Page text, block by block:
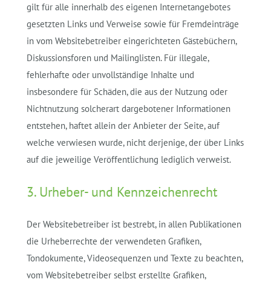
gilt für alle innerhalb des eigenen Internetangebotes
gesetzten Links und Verweise sowie für Fremdeinträge
in vom Websitebetreiber eingerichteten Gästebüchern,
Diskussionsforen und Mailinglisten. Für illegale,
fehlerhafte oder unvollständige Inhalte und
insbesondere für Schäden, die aus der Nutzung oder
Nichtnutzung solcherart dargebotener Informationen
entstehen, haftet allein der Anbieter der Seite, auf
welche verwiesen wurde, nicht derjenige, der über Links
auf die jeweilige Veröffentlichung lediglich verweist.
3. Urheber- und Kennzeichenrecht
Der Websitebetreiber ist bestrebt, in allen Publikationen
die Urheberrechte der verwendeten Grafiken,
Tondokumente, Videosequenzen und Texte zu beachten,
vom Websitebetreiber selbst erstellte Grafiken,